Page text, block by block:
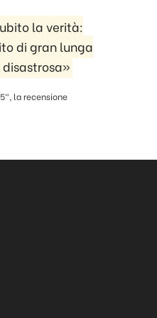
la verità:
di gran lunga
la recensione